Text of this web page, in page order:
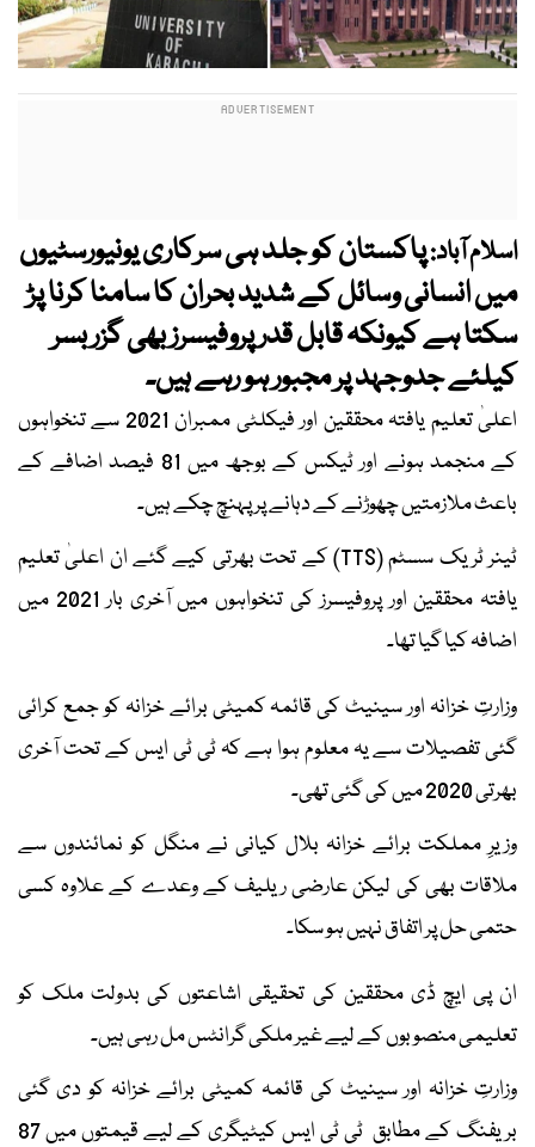
اسلام آباد:پاکستان کو جلد ہی سرکاری یونیورسٹیوں
میں انسانی وسائل کے شدید بحران کا سامنا کرنا پڑ
سکتا ہے کیونکہ قابل قدر پروفیسرز بھی گزر بسر
کیلئے جدوجہد پر مجبور ہو رہے ہیں۔
اعلیٰ تعلیم یافتہ محققین اور فیکلٹی ممبران 2021 سے تنخواہوں
کے منجمد ہونے اور ٹیکس کے بوجھ میں 81 فیصد اضافے کے
باعث ملازمتیں چھوڑنے کے دہانے پر پہنچ چکے ہیں۔
ٹینر ٹریک سسٹم (TTS) کے تحت بھرتی کیے گئے ان اعلیٰ تعلیم
یافتہ محققین اور پروفیسرز کی تنخواہوں میں آخری بار 2021 میں
اضافہ کیا گیا تھا۔
وزارتِ خزانہ اور سینیٹ کی قائمہ کمیٹی برائے خزانہ کو جمع کرائی
گئی تفصیلات سے یہ معلوم ہوا ہے کہ ٹی ٹی ایس کے تحت آخری
بھرتی 2020 میں کی گئی تھی۔
وزیرِ مملکت برائے خزانہ بلال کیانی نے منگل کو نمائندوں سے
ملاقات بھی کی لیکن عارضی ریلیف کے وعدے کے علاوہ کسی
حتمی حل پر اتفاق نہیں ہو سکا۔
ان پی ایچ ڈی محققین کی تحقیقی اشاعتوں کی بدولت ملک کو
تعلیمی منصوبوں کے لیے غیر ملکی گرانٹس مل رہی ہیں۔
وزارتِ خزانہ اور سینیٹ کی قائمہ کمیٹی برائے خزانہ کو دی گئی
بریفنگ کے مطابق ٹی ٹی ایس کیٹیگری کے لیے قیمتوں میں 87